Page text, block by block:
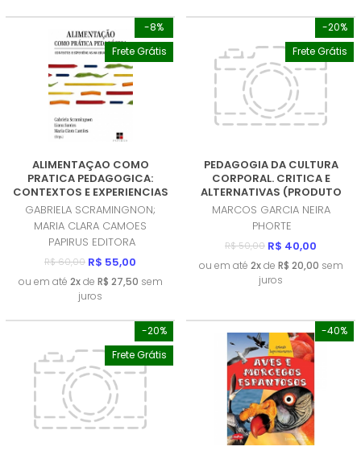
-8%
Frete Grátis
ALIMENTAÇAO COMO
PRATICA PEDAGOGICA:
CONTEXTOS E EXPERIENCIAS
NA EDUCAÇAO INFANTIL
(PRODUTO NOVO)
GABRIELA SCRAMINGNON;
MARIA CLARA CAMOES
PAPIRUS EDITORA
R$ 60,00 R$ 55,00
ou em até 2xde R$ 27,50 sem
juros
-20%
Frete Grátis
PEDAGOGIA DA CULTURA
CORPORAL. CRITICA E
ALTERNATIVAS (PRODUTO
USADO - MUITO BOM)
MARCOS GARCIA NEIRA
PHORTE
R$ 50,00 R$ 40,00
ou em até 2xde R$ 20,00 sem
juros
-20%
Frete Grátis
-40%